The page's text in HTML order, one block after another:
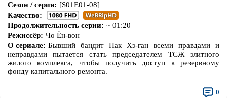
Сезон / серия: [S01E01-08]
Качество:
Продолжительность серии: ~ 01:20
Режиссёр: Чо Ён-вон
О сериале: Бывший бандит Пак Хэ-ган всеми правдами и
неправдами пытается стать председателем ТСЖ элитного
жилого комплекса, чтобы получить доступ к резервному
фонду капитального ремонта.
0